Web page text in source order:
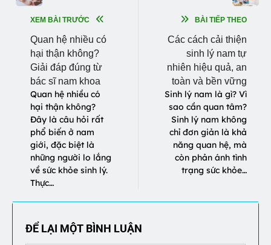
XEM BÀI TRƯỚC
Quan hệ nhiều có
hại thận không?
Giải đáp đúng từ
bác sĩ nam khoa
Quan hệ nhiều có
hại thận không?
Đây là câu hỏi rất
phổ biến ở nam
giới, đặc biệt là
những người lo lắng
về sức khỏe sinh lý.
Thực…
BÀI TIẾP THEO
Các cách cải thiện
sinh lý nam tự
nhiên hiệu quả, an
toàn và bền vững
Sinh lý nam là gì? Vì
sao cần quan tâm?
Sinh lý nam không
chỉ đơn giản là khả
năng quan hệ, mà
còn phản ánh tình
trạng sức khỏe…
ĐỂ LẠI MỘT BÌNH LUẬN